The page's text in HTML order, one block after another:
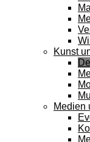
Kunst
Medien